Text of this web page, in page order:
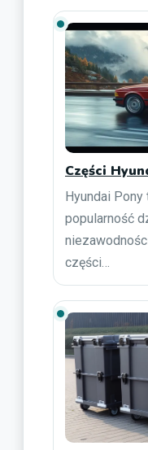
Części
Hyundai Pony
popularność
części…